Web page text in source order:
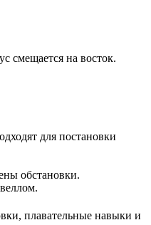
смещается на восток.
для постановки
обстановки.
плавательные навыки и